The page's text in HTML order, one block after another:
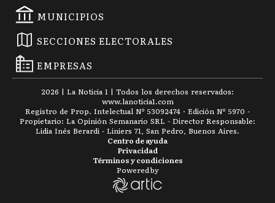
MUNICIPIOS
SECCIONES ELECTORALES
EMPRESAS
2026 | La Noticia 1 | Todos los derechos reservados:
www.lanoticia1.com
Registro de Prop. Intelectual Nº 53092474 · Edición Nº 5970 -
Propietario: La Opinión Semanario SRL - Director Responsable:
Lidia Inés Berardi - Liniers 71, San Pedro, Buenos Aires.
Términos y condiciones
Privacidad
Centro de ayuda
Powered by